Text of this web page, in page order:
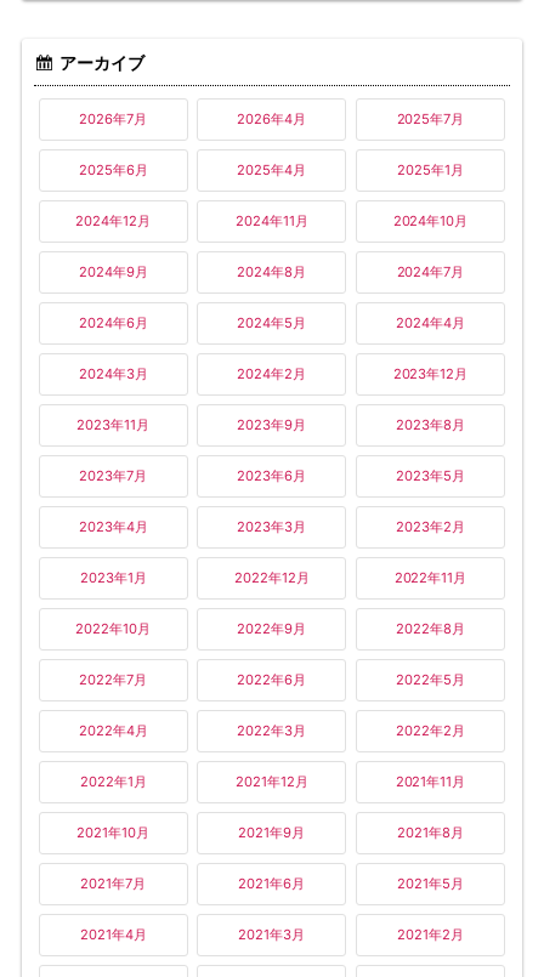
アーカイブ
2026年7月 2026年4月 2025年7月
2025年6月 2025年4月 2025年1月
2024年12月 2024年11月 2024年10月
2024年9月 2024年8月 2024年7月
2024年6月 2024年5月 2024年4月
2024年3月 2024年2月 2023年12月
2023年11月 2023年9月 2023年8月
2023年7月 2023年6月 2023年5月
2023年4月 2023年3月 2023年2月
2023年1月 2022年12月 2022年11月
2022年10月 2022年9月 2022年8月
2022年7月 2022年6月 2022年5月
2022年4月 2022年3月 2022年2月
2022年1月 2021年12月 2021年11月
2021年10月 2021年9月 2021年8月
2021年7月 2021年6月 2021年5月
2021年4月 2021年3月 2021年2月